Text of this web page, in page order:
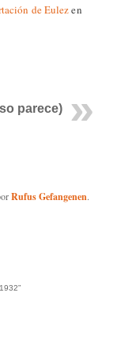
de Eulezen
parece)
Rufus Gefangenen.
”